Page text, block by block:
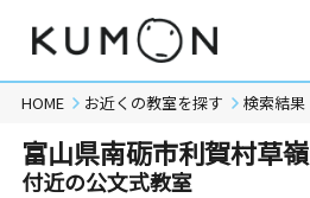
HOME お近くの教室を探す 検索結果
富山県南砺市利賀村草嶺
付近の公文式教室